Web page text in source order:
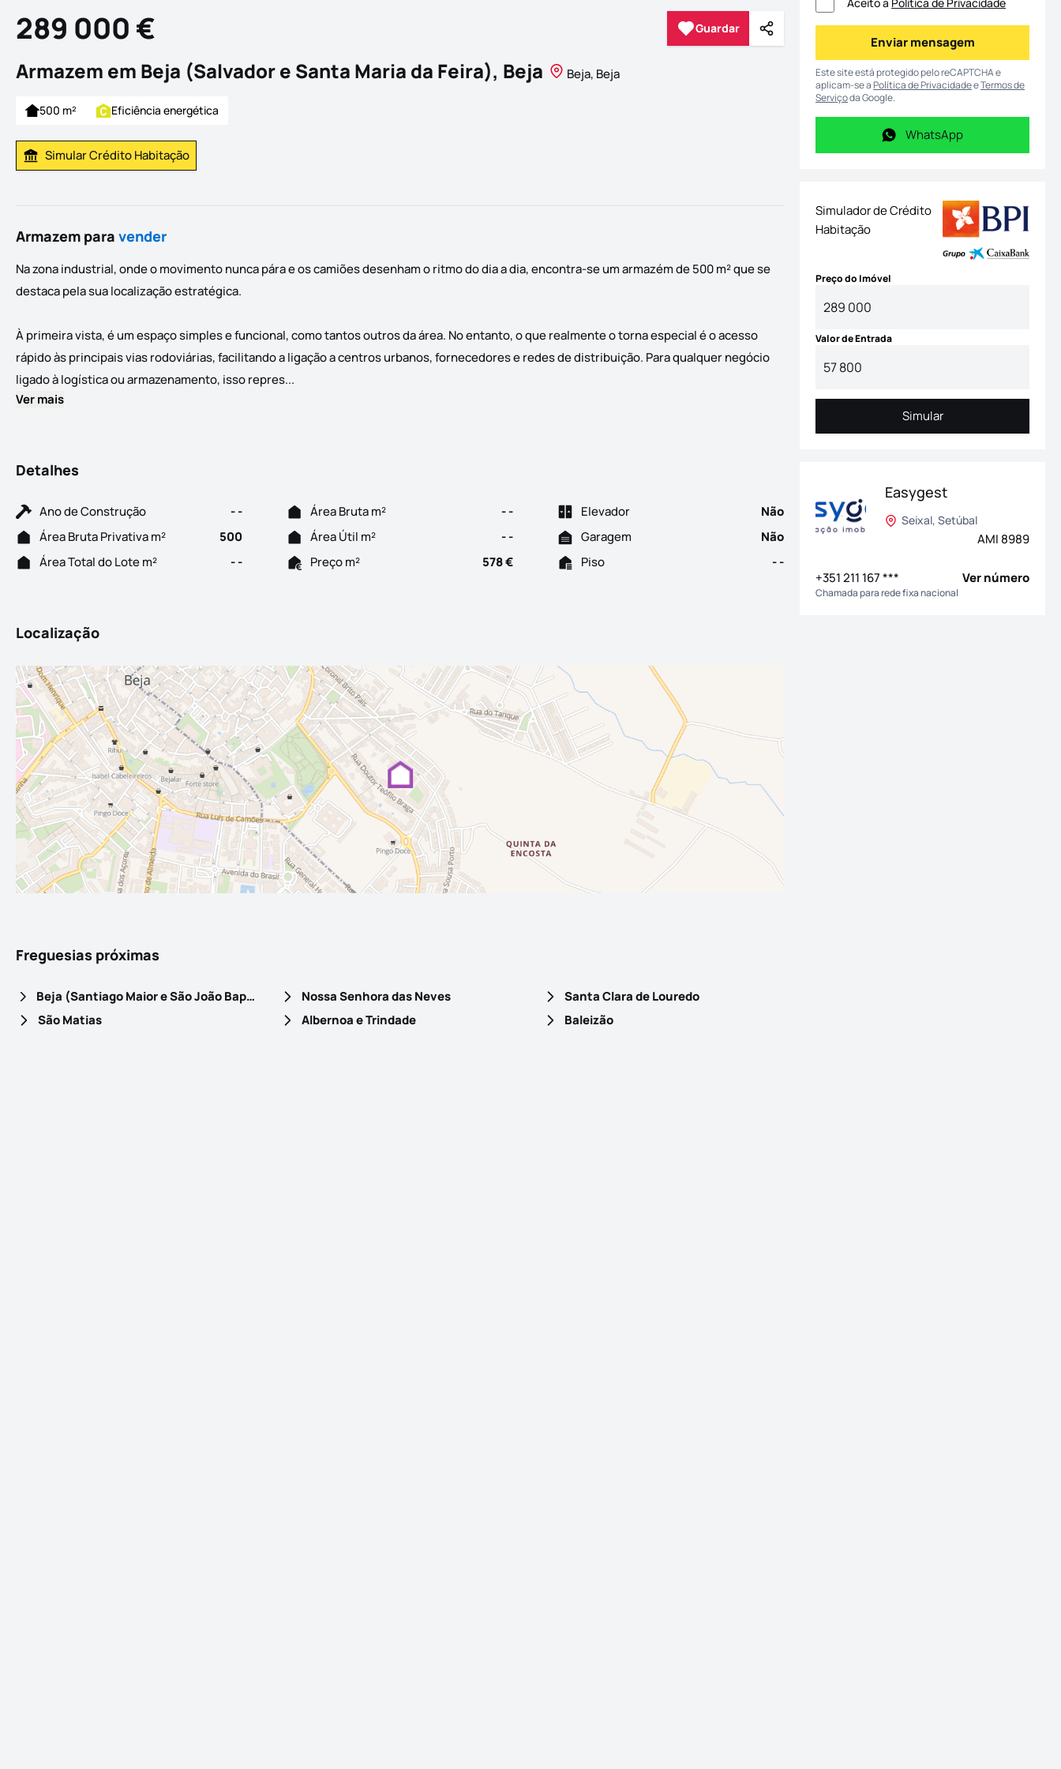
289 000 € Guardar
Guardar Partilhar
Armazem em Beja (Salvador e Santa Maria da Feira), Beja Beja, Beja
500 m² Eficiência energética
Simular Prestação
Simular Crédito Habitação
Armazem para vender
Na zona industrial, onde o movimento nunca pára e os camiões desenham o ritmo do dia a dia, encontra-se um armazém de 500 m² que se
destaca pela sua localização estratégica.
À primeira vista, é um espaço simples e funcional, como tantos outros da área. No entanto, o que realmente o torna especial é o acesso
rápido às principais vias rodoviárias, facilitando a ligação a centros urbanos, fornecedores e redes de distribuição. Para qualquer negócio
ligado à logística ou armazenamento, isso repres...
Ver mais
Detalhes
Ano de Construção - - Área Bruta m² - - Elevador
Não
Área Bruta Privativa m²
500 Área Útil m² - - Garagem
Não
Área Total do Lote m²
- - Preço m² 578 € Piso - -
Localização
Freguesias próximas
Beja (Santiago Maior e São João Baptista) Nossa Senhora das Neves
Santa Clara de Louredo
São Matias
Albernoa e Trindade Baleizão
Enviar mensagem
Enviar mensagem
Este site está protegido pelo reCAPTCHA e
aplicam-se aPolítica de PrivacidadeeTermos de
Serviçoda Google.
WhatsApp
WhatsApp
Simulador de Crédito
Habitação
Preço do Imóvel
Valor de Entrada
Simular
Simular
Easygest
Seixal, Setúbal
AMI 8989
+351 211 167 *** Ver número
Chamada para rede fixa nacional